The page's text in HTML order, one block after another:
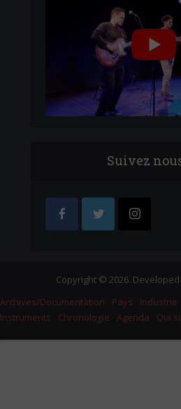
Suivez
Copyright © 2026.
Archives/Documentation
Pays Industrie
Instruments
Chronologie Agenda Qui